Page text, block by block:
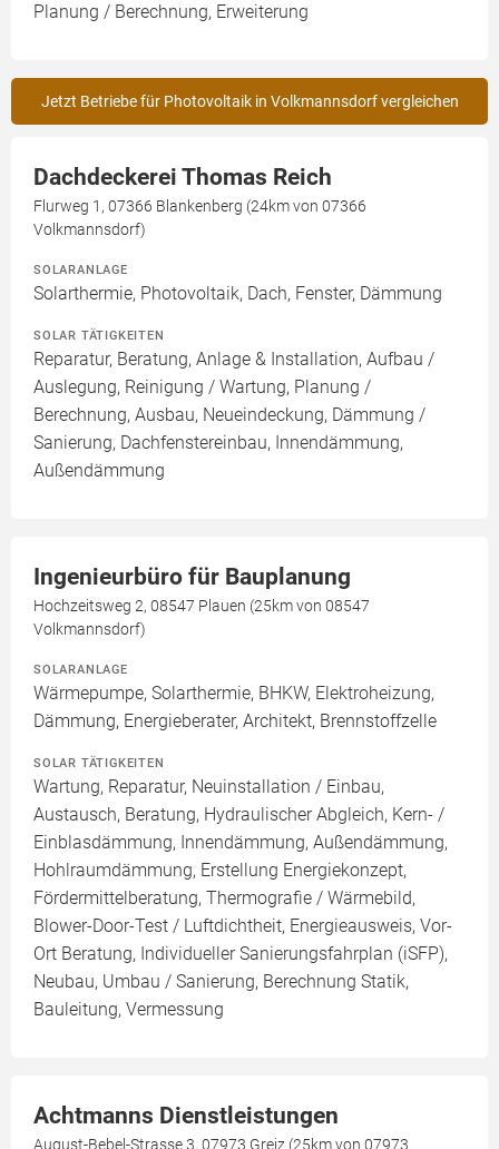
Planung / Berechnung, Erweiterung
Jetzt Betriebe für Photovoltaik in Volkmannsdorf vergleichen
Dachdeckerei Thomas Reich
Flurweg 1, 07366 Blankenberg (24km von 07366
Volkmannsdorf)
SOLARANLAGE
Solarthermie, Photovoltaik, Dach, Fenster, Dämmung
SOLAR TÄTIGKEITEN
Reparatur, Beratung, Anlage & Installation, Aufbau /
Auslegung, Reinigung / Wartung, Planung /
Berechnung, Ausbau, Neueindeckung, Dämmung /
Sanierung, Dachfenstereinbau, Innendämmung,
Außendämmung
Ingenieurbüro für Bauplanung
Hochzeitsweg 2, 08547 Plauen (25km von 08547
Volkmannsdorf)
SOLARANLAGE
Wärmepumpe, Solarthermie, BHKW, Elektroheizung,
Dämmung, Energieberater, Architekt, Brennstoffzelle
SOLAR TÄTIGKEITEN
Wartung, Reparatur, Neuinstallation / Einbau,
Austausch, Beratung, Hydraulischer Abgleich, Kern- /
Einblasdämmung, Innendämmung, Außendämmung,
Hohlraumdämmung, Erstellung Energiekonzept,
Fördermittelberatung, Thermografie / Wärmebild,
Blower-Door-Test / Luftdichtheit, Energieausweis, Vor-
Ort Beratung, Individueller Sanierungsfahrplan (iSFP),
Neubau, Umbau / Sanierung, Berechnung Statik,
Bauleitung, Vermessung
Achtmanns Dienstleistungen
August-Bebel-Strasse 3, 07973 Greiz (25km von 07973